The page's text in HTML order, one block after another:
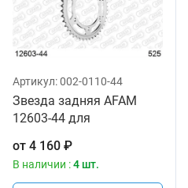
Артикул:002-0110-44
Звезда задняя AFAM
12603-44 для
от 4 160 ₽
В наличии :4 шт.